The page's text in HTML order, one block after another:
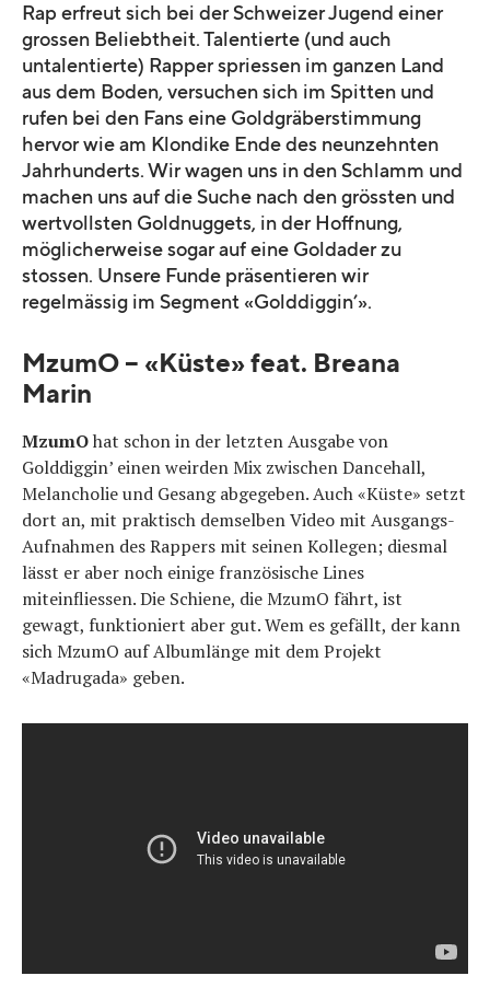
Rap erfreut sich bei der Schweizer Jugend einer
grossen Beliebtheit. Talentierte (und auch
untalentierte) Rapper spriessen im ganzen Land
aus dem Boden, versuchen sich im Spitten und
rufen bei den Fans eine Goldgräberstimmung
hervor wie am Klondike Ende des neunzehnten
Jahrhunderts. Wir wagen uns in den Schlamm und
machen uns auf die Suche nach den grössten und
wertvollsten Goldnuggets, in der Hoffnung,
möglicherweise sogar auf eine Goldader zu
stossen. Unsere Funde präsentieren wir
regelmässig im Segment «Golddiggin’».
MzumO – «Küste» feat. Breana
Marin
MzumOhat schon in der letzten Ausgabe von
Golddiggin’ einen weirden Mix zwischen Dancehall,
Melancholie und Gesang abgegeben. Auch «Küste» setzt
dort an, mit praktisch demselben Video mit Ausgangs-
Aufnahmen des Rappers mit seinen Kollegen; diesmal
lässt er aber noch einige französische Lines
miteinfliessen. Die Schiene, die MzumO fährt, ist
gewagt, funktioniert aber gut. Wem es gefällt, der kann
sich MzumO auf Albumlänge mit dem Projekt
«Madrugada» geben.